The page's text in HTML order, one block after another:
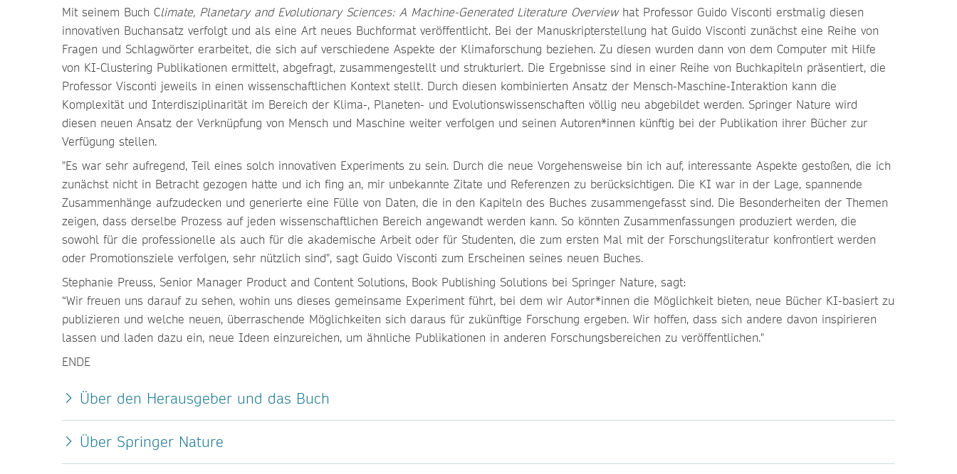
Mit seinem Buch Climate, Planetary and Evolutionary Sciences: A Machine-Generated Literature Overviewhat Professor Guido Visconti erstmalig diesen
innovativen Buchansatz verfolgt und als eine Art neues Buchformat veröffentlicht. Bei der Manuskripterstellung hat Guido Visconti zunächst eine Reihe von
Fragen und Schlagwörter erarbeitet, die sich auf verschiedene Aspekte der Klimaforschung beziehen. Zu diesen wurden dann von dem Computer mit Hilfe
von KI-Clustering Publikationen ermittelt, abgefragt, zusammengestellt und strukturiert. Die Ergebnisse sind in einer Reihe von Buchkapiteln präsentiert, die
Professor Visconti jeweils in einen wissenschaftlichen Kontext stellt. Durch diesen kombinierten Ansatz der Mensch-Maschine-Interaktion kann die
Komplexität und Interdisziplinarität im Bereich der Klima-, Planeten- und Evolutionswissenschaften völlig neu abgebildet werden. Springer Nature wird
diesen neuen Ansatz der Verknüpfung von Mensch und Maschine weiter verfolgen und seinen Autoren*innen künftig bei der Publikation ihrer Bücher zur
Verfügung stellen.
"Es war sehr aufregend, Teil eines solch innovativen Experiments zu sein. Durch die neue Vorgehensweise bin ich auf, interessante Aspekte gestoßen, die ich
zunächst nicht in Betracht gezogen hatte und ich fing an, mir unbekannte Zitate und Referenzen zu berücksichtigen. Die KI war in der Lage, spannende
Zusammenhänge aufzudecken und generierte eine Fülle von Daten, die in den Kapiteln des Buches zusammengefasst sind. Die Besonderheiten der Themen
zeigen, dass derselbe Prozess auf jeden wissenschaftlichen Bereich angewandt werden kann. So könnten Zusammenfassungen produziert werden, die
sowohl für die professionelle als auch für die akademische Arbeit oder für Studenten, die zum ersten Mal mit der Forschungsliteratur konfrontiert werden
oder Promotionsziele verfolgen, sehr nützlich sind", sagt Guido Visconti zum Erscheinen seines neuen Buches.
Stephanie Preuss, Senior Manager Product and Content Solutions, Book Publishing Solutions bei Springer Nature, sagt:
“Wir freuen uns darauf zu sehen, wohin uns dieses gemeinsame Experiment führt, bei dem wir Autor*innen die Möglichkeit bieten, neue Bücher KI-basiert zu
publizieren und welche neuen, überraschende Möglichkeiten sich daraus für zukünftige Forschung ergeben. Wir hoffen, dass sich andere davon inspirieren
lassen und laden dazu ein, neue Ideen einzureichen, um ähnliche Publikationen in anderen Forschungsbereichen zu veröffentlichen."
ENDE
Über den Herausgeber und das Buch
Über Springer Nature